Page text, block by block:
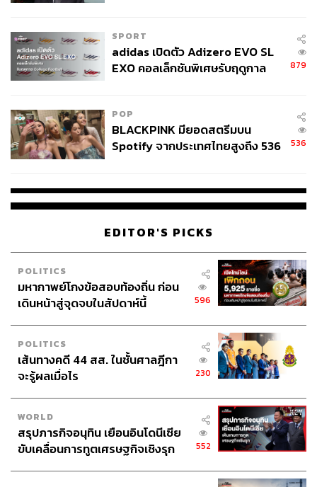
SPORT
adidas เปิดตัว Adizero EVO SL
EXO คอลเล็กชันพิเศษรับฤดูกาล
879
POP
BLACKPINK มียอดสตรีมบน
Spotify จากประเทศไทยสูงถึง 536
536
EDITOR'S PICKS
POLITICS
มหากาพย์โกงข้อสอบท้องถิ่น ก่อน
เดินหน้าสู่จุดจบในสัปดาห์นี้
596
POLITICS
เส้นทางคดี 44 สส. ในชั้นศาลฎีกา
จะรู้ผลเมื่อไร
230
WORLD
สรุปภารกิจอนุทิน เยือนอินโดนีเซีย
ขับเคลื่อนการทูตเศรษฐกิจเชิงรุก
552